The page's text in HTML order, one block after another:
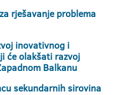
rješavanje problema
inovativnog i
će olakšati razvoj
Balkanu
sekundarnih sirovina